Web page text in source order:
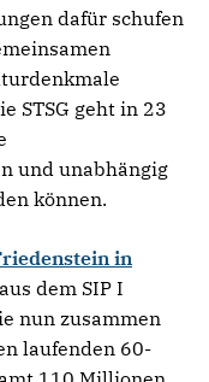
dafür schufen
STSG geht in 23
und unabhängig
können.
in
dem SIP I
nun zusammen
laufenden 60-